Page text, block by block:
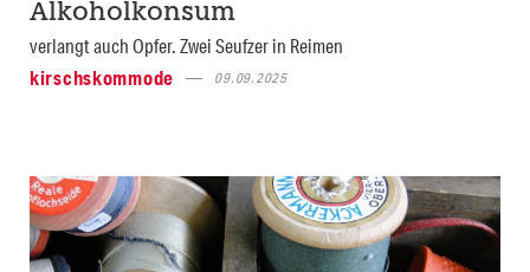
Alkoholkonsum
verlangt auch Opfer. Zwei Seufzer in Reimen
kirschskommode
09.09.2025